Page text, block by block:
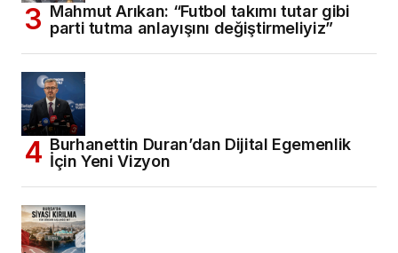
Mahmut Arıkan: “Futbol takımı tutar gibi
parti tutma anlayışını değiştirmeliyiz”
Burhanettin Duran’dan Dijital Egemenlik
İçin Yeni Vizyon